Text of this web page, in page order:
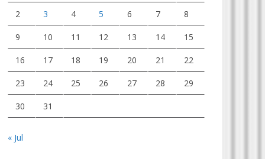
2 3 4 5 6 7 8
9 10 11 12 13 14 15
16 17 18 19 20 21 22
23 24 25 26 27 28 29
30 31
« Jul